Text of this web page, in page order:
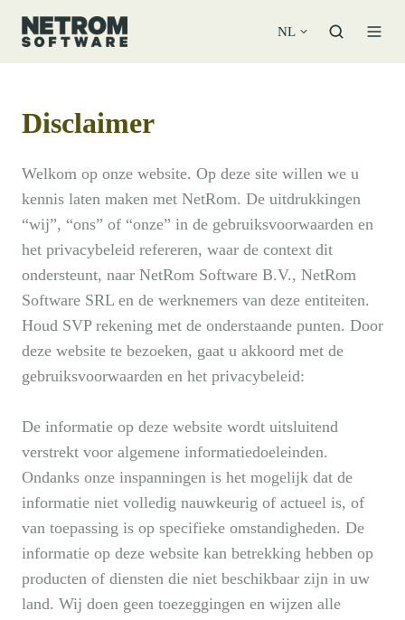
NL
Disclaimer
Welkom op onze website. Op deze site willen we u
kennis laten maken met NetRom. De uitdrukkingen
“wij”, “ons” of “onze” in de gebruiksvoorwaarden en
het privacybeleid refereren, waar de context dit
ondersteunt, naar NetRom Software B.V., NetRom
Software SRL en de werknemers van deze entiteiten.
Houd SVP rekening met de onderstaande punten. Door
deze website te bezoeken, gaat u akkoord met de
gebruiksvoorwaarden en het privacybeleid:
De informatie op deze website wordt uitsluitend
verstrekt voor algemene informatiedoeleinden.
Ondanks onze inspanningen is het mogelijk dat de
informatie niet volledig nauwkeurig of actueel is, of
van toepassing is op specifieke omstandigheden. De
informatie op deze website kan betrekking hebben op
producten of diensten die niet beschikbaar zijn in uw
land. Wij doen geen toezeggingen en wijzen alle